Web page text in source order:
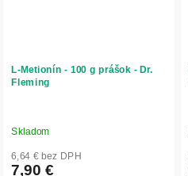
L-Metionín - 100 g prášok - Dr.
Fleming
Skladom
6,64 € bez DPH
7,90 €